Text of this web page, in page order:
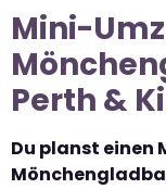
Mini-
Perth &
Du planst einen